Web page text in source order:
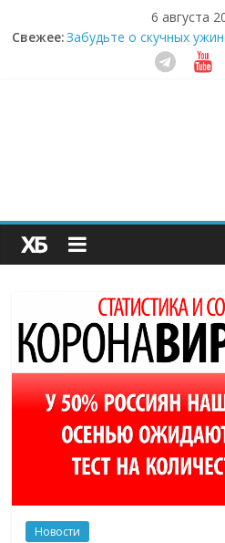
6 августа
Свежее:Забудьте о скучных
которое видит вашу еду
Небо зовёт: как бизнес
Секрет
пребиотиками
здорового питания
Новости